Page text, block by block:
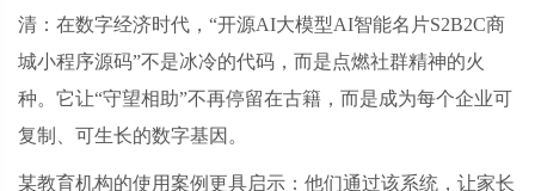
清：在数字经济时代，“开源AI大模型AI智能名片S2B2C商
城小程序源码”不是冰冷的代码，而是点燃社群精神的火
种。它让“守望相助”不再停留在古籍，而是成为每个企业可
复制、可生长的数字基因。
某教育机构的使用案例更具启示：他们通过该系统，让家长